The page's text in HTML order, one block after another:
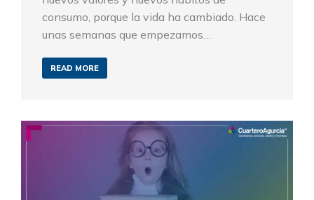
consumo, porque la vida ha cambiado. Hace
unas semanas que empezamos…
READ MORE